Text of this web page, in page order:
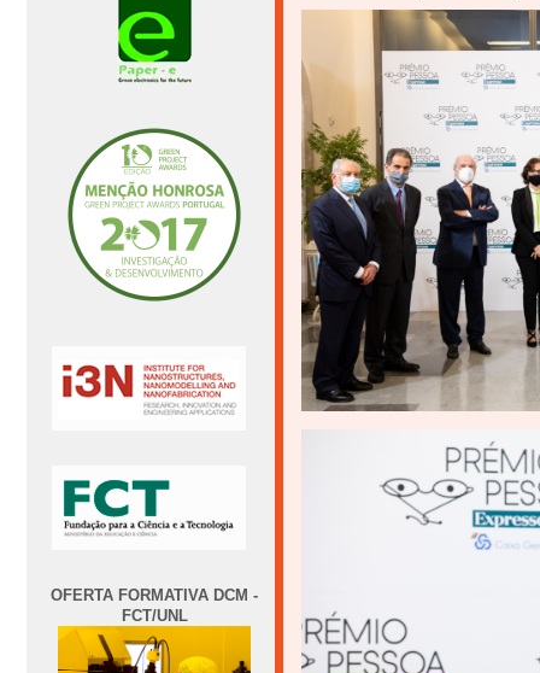
OFERTA FORMATIVA DCM -
FCT/UNL